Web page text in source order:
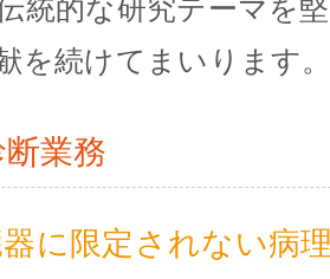
統的な研究テーマを
を続けてまいります
断業務
に限定されない病